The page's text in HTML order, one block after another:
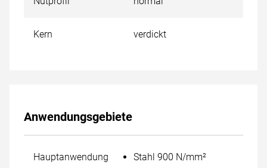
Kern verdickt
Anwendungsgebiete
Hauptanwendung Stahl 900 N/mm²